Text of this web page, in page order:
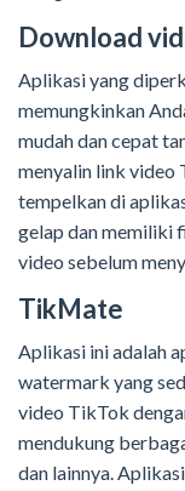
Download
Aplikasi yang
memungkinkan
mudah dan cepat
menyalin link video
tempelkan di
gelap dan memiliki
video sebelum
TikMate
Aplikasi ini adalah
watermark yang
video TikTok
mendukung
dan lainnya.